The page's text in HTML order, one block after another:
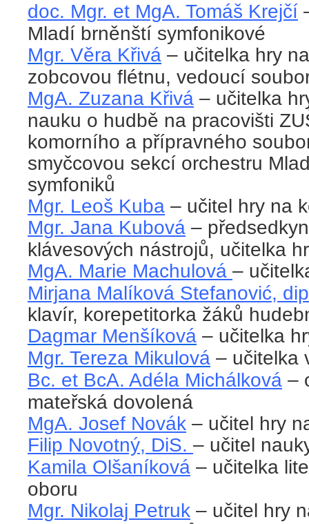
doc. Mgr. et MgA. Tomáš Krejčí
Mladí brněnští symfonikové
Mgr. Věra Křivá – učitelka hry
zobcovou flétnu, vedoucí
MgA. Zuzana Křivá – učitelka
nauku o hudbě na pracovišti
komorního a přípravného
smyčcovou sekcí orchestru
symfoniků
Mgr. Leoš Kuba – učitel hry na
Mgr. Jana Kubová –
klávesových nástrojů, učitelka
MgA. Marie Machulová –
Mirjana Malíková Stefanović,
klavír, korepetitorka žáků
Dagmar Menšíková – učitelka
Mgr. Tereza Mikulová – učitelka
Bc. et BcA. Adéla Michálková –
mateřská dovolená
MgA. Josef Novák – učitel hry
Filip Novotný, DiS. – učitel
Kamila Olšaníková – učitelka
oboru
Mgr. Nikolaj Petruk – učitel hry